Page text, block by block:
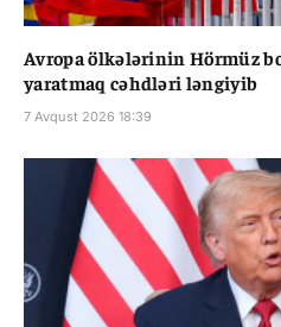
Avropa ölkələrinin Hörmüz
yaratmaq cəhdləri ləngiyib
7 Avqust 2026 18:39